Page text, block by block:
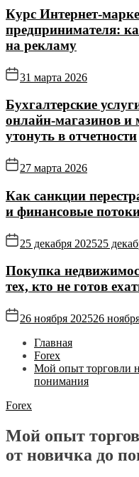
Курс
предпринимателя:
на рекламу
31 марта 2026
Бухгалтерские
онлайн‑магазинов и
утонуть в отчетности
27 марта 2026
Как санкции
и финансовые
25 декабря 202525
Покупка
тех, кто не готов
26 ноября 202526
Главная
Forex
Мой опыт торговли
понимания
Forex
Мой опыт
от новичка до